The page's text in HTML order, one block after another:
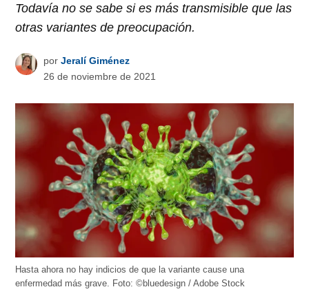
Todavía no se sabe si es más transmisible que las
otras variantes de preocupación.
por Jeralí Giménez
26 de noviembre de 2021
Hasta ahora no hay indicios de que la variante cause una
enfermedad más grave. Foto: ©bluedesign / Adobe Stock